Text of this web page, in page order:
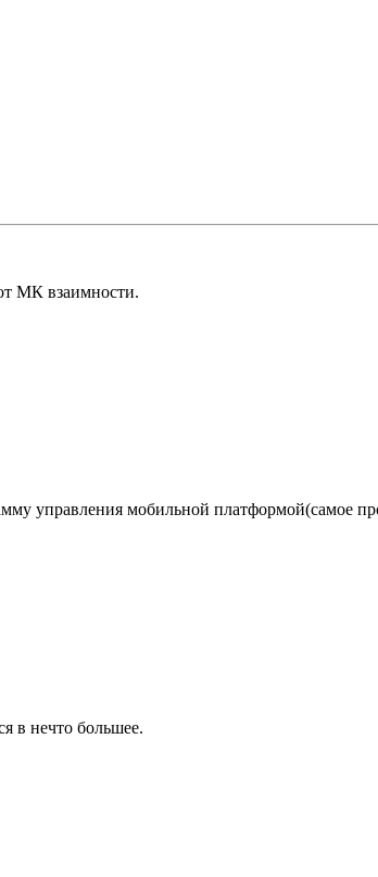
МК взаимности.
управления мобильной платформой(самое
в нечто большее.